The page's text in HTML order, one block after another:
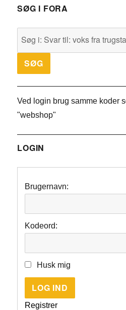
SØG I FORA
Ved login brug samme koder
"webshop"
LOGIN
Brugernavn:
Kodeord:
Husk mig
LOG IND
Registrer